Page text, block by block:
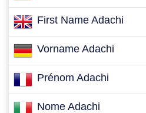
First Name Adachi
Vorname Adachi
Prénom Adachi
Nome Adachi